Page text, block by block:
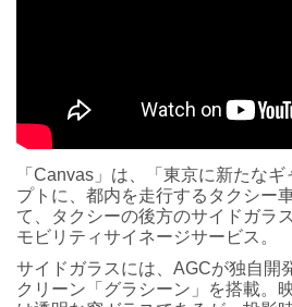
「Canvas」は、「東京に新たな
プトに、都内を走行するタクシー
て、タクシーの後方のサイドガラ
モビリティサイネージサービス。
サイドガラスには、AGCが独自開
クリーン「グラシーン」を搭載。